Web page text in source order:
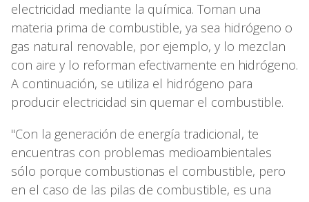
electricidad mediante la química. Toman una
materia prima de combustible, ya sea hidrógeno o
gas natural renovable, por ejemplo, y lo mezclan
con aire y lo reforman efectivamente en hidrógeno.
A continuación, se utiliza el hidrógeno para
producir electricidad sin quemar el combustible.
"Con la generación de energía tradicional, te
encuentras con problemas medioambientales
sólo porque combustionas el combustible, pero
en el caso de las pilas de combustible, es una